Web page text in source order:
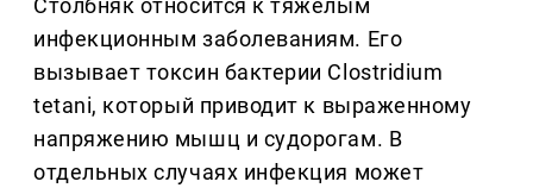
Столбняк относится к тяжелым
инфекционным заболеваниям. Его
вызывает токсин бактерии Clostridium
tetani, который приводит к выраженному
напряжению мышц и судорогам. В
отдельных случаях инфекция может